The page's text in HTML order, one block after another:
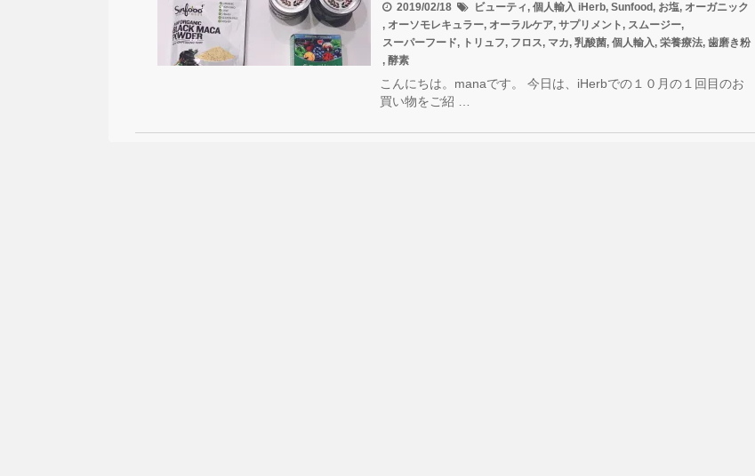
2019/02/18 ビューティ , 個人輸入 iHerb, Sunfood , お塩, オーガニック
, オーソモレキュラー, オーラルケア, サプリメント , スムージー,
スーパーフード, トリュフ, フロス, マカ, 乳酸菌, 個人輸入, 栄養療法, 歯磨き粉
, 酵素
こんにちは。manaです。 今日は、iHerbでの１０月の１回目のお
買い物をご紹 …